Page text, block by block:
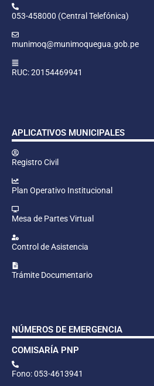
053-458000 (Central Telefónica)
munimoq@munimoquegua.gob.pe
RUC: 20154469941
APLICATIVOS MUNICIPALES
Registro Civil
Plan Operativo Institucional
Mesa de Partes Virtual
Control de Asistencia
Trámite Documentario
NÚMEROS DE EMERGENCIA
COMISARÍA PNP
Fono: 053-4613941